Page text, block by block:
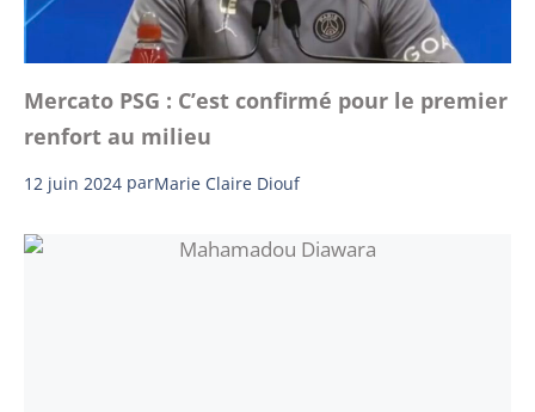
Mercato PSG : C’est confirmé pour le premier
renfort au milieu
12 juin 2024 parMarie Claire Diouf